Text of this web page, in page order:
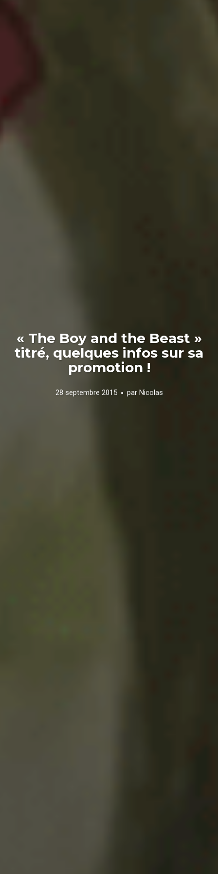
« The Boy and the Beast »
titré, quelques infos sur sa
promotion !
28 septembre 2015 par Nicolas